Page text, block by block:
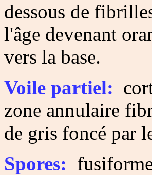
dessous de
l'âge devenant
vers la base.
Voile partiel:
zone annulaire
de gris foncé par
Spores: